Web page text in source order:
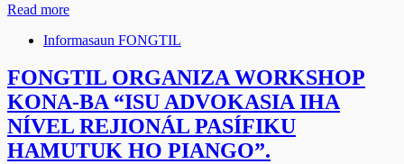
Read more
Informasaun FONGTIL
FONGTIL ORGANIZA WORKSHOP
KONA-BA “ISU ADVOKASIA IHA
NÍVEL REJIONÁL PASÍFIKU
HAMUTUK HO PIANGO”.